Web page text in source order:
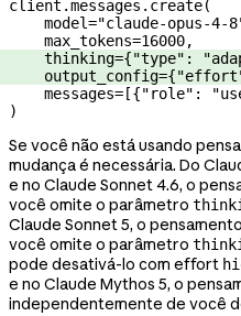
client.messages.create(
    model
="claude-opus-4-
    max_tokens
=16000,
    thinking
={"type" :
    output_config
={
    messages
= [{"role" :
)
Se você não está usando
mudança é necessária. Do
e no Claude Sonnet 4.6, o
você omite o parâmetro
Claude Sonnet 5, o
você omite o parâmetro
pode desativá-lo com effort
e no Claude Mythos 5, o
independentemente de você